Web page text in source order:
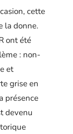
cette
la donne.
ont été
: non-
et
grise en
présence
devenu